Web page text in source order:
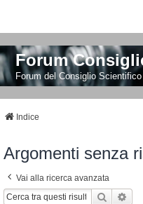
Forum
Forum del Consiglio
Indice
Argomenti senza
Vai alla ricerca avanzata
Cerca